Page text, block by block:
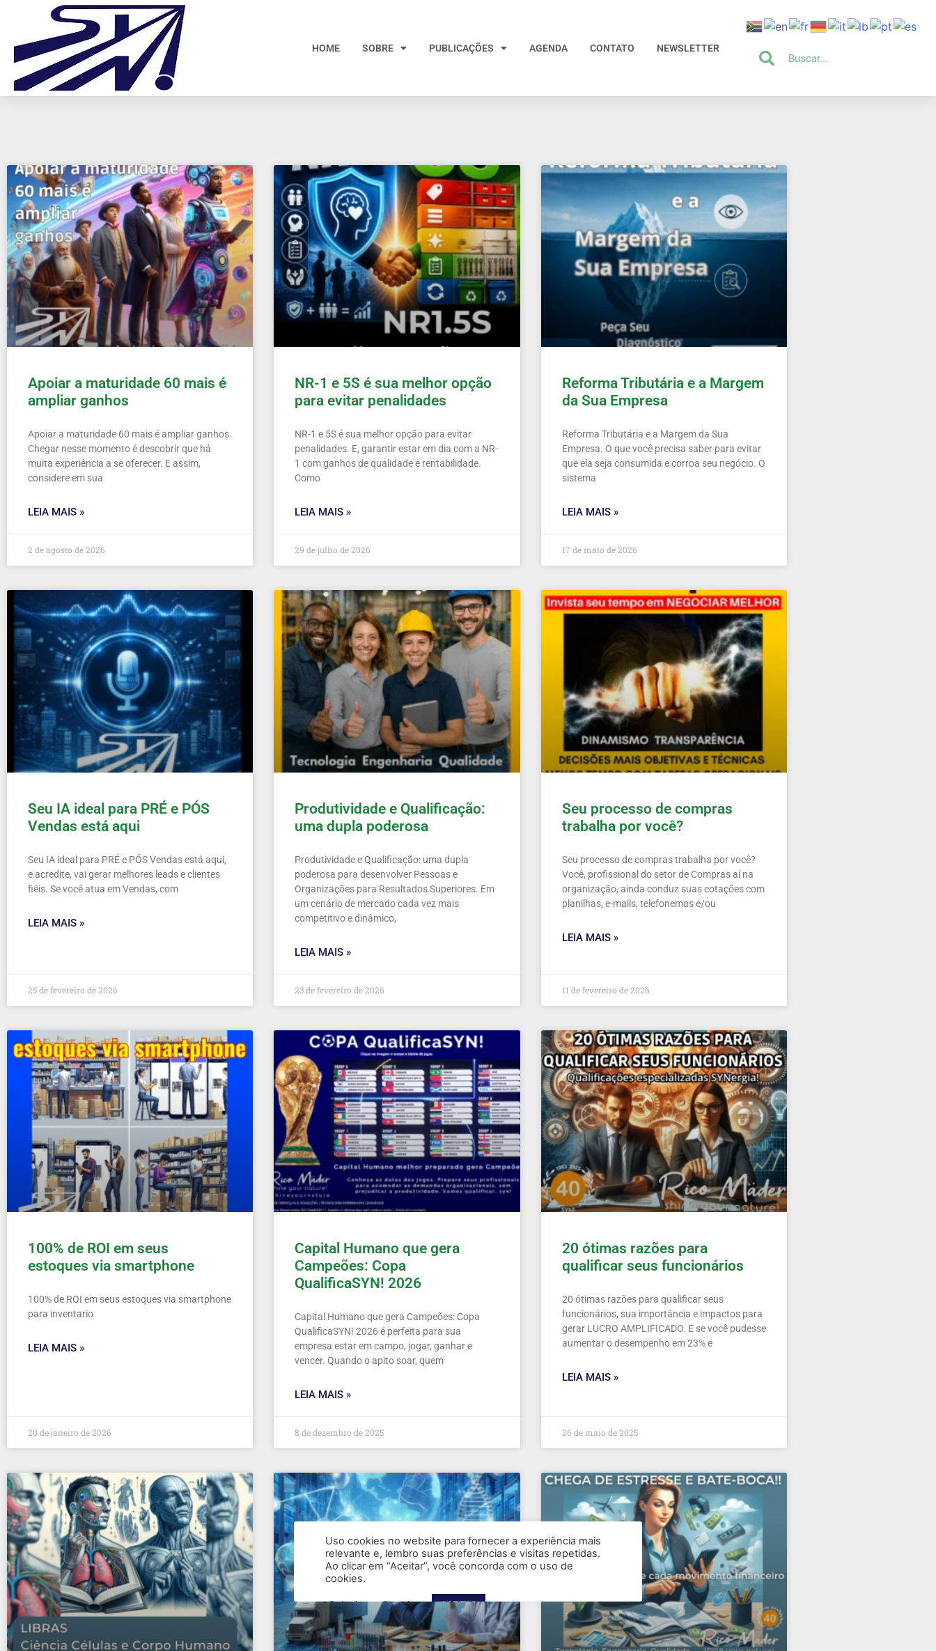
HOME SOBRE PUBLICAÇÕES AGENDA CONTATO NEWSLETTER
Apoiar a maturidade 60 mais é
ampliar ganhos
Apoiar a maturidade 60 mais é ampliar ganhos.
Chegar nesse momento é descobrir que há
muita experiência a se oferecer. E assim,
considere em sua
LEIA MAIS »
2 de agosto de 2026
NR-1 e 5S é sua melhor opção
para evitar penalidades
NR-1 e 5S é sua melhor opção para evitar
penalidades. E, garantir estar em dia com a NR-
1 com ganhos de qualidade e rentabilidade.
Como
LEIA MAIS »
29 de julho de 2026
Reforma Tributária e a Margem
da Sua Empresa
Reforma Tributária e a Margem da Sua
Empresa. O que você precisa saber para evitar
que ela seja consumida e corroa seu negócio. O
sistema
LEIA MAIS »
17 de maio de 2026
Seu IA ideal para PRÉ e PÓS
Vendas está aqui
Seu IA ideal para PRÉ e PÓS Vendas está aqui,
e acredite, vai gerar melhores leads e clientes
fiéis. Se você atua em Vendas, com
LEIA MAIS »
25 de fevereiro de 2026
Produtividade e Qualificação:
uma dupla poderosa
Produtividade e Qualificação: uma dupla
poderosa para desenvolver Pessoas e
Organizações para Resultados Superiores. Em
um cenário de mercado cada vez mais
competitivo e dinâmico,
LEIA MAIS »
23 de fevereiro de 2026
Seu processo de compras
trabalha por você?
Seu processo de compras trabalha por você?
Você, profissional do setor de Compras aí na
organização, ainda conduz suas cotações com
planilhas, e-mails, telefonemas e/ou
LEIA MAIS »
11 de fevereiro de 2026
100% de ROI em seus
estoques via smartphone
100% de ROI em seus estoques via smartphone
para inventario
LEIA MAIS »
20 de janeiro de 2026
Capital Humano que gera
Campeões: Copa
QualificaSYN! 2026
Capital Humano que gera Campeões: Copa
QualificaSYN! 2026 é perfeita para sua
empresa estar em campo, jogar, ganhar e
vencer. Quando o apito soar, quem
LEIA MAIS »
8 de dezembro de 2025
20 ótimas razões para
qualificar seus funcionários
20 ótimas razões para qualificar seus
funcionários, sua importância e impactos para
gerar LUCRO AMPLIFICADO. E se você pudesse
aumentar o desempenho em 23% e
LEIA MAIS »
26 de maio de 2025